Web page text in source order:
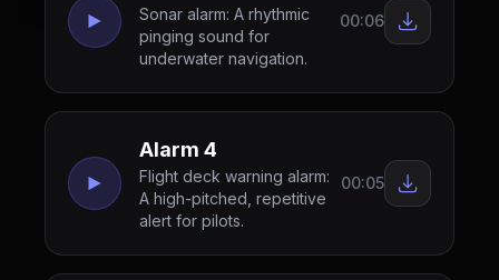
Sonar alarm: A rhythmic
pinging sound for
underwater navigation.
00:06
Alarm 4
Flight deck warning alarm:
A high-pitched, repetitive
alert for pilots.
00:05